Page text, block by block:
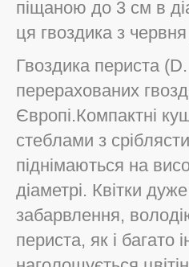
піщаною до 3 см в
ця гвоздика з
Гвоздика периста
перерахованих
Європі.Компактні
стеблами з
піднімаються на
діаметрі. Квітки
забарвлення,
периста, як і багато